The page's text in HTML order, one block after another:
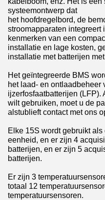
systeemontwerp dat
het hoofdregelbord, de
stroomapparaten integreert
kenmerken van een
installatie en lage kosten,
installatie met batterijen
Het geïntegreerde BMS
het laad- en ontlaadbeheer
ijzerfosfaatbatterijen (LFP).
wilt gebruiken, moet u de
alstublieft contact met ons
Elke 15S wordt gebruikt
eenheid, en er zijn 4
batterijen, en er zijn 5
batterijen.
Er zijn 3
totaal 12
temperatuursensoren.